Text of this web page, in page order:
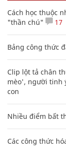
Cách học thuộc
"thần chú"
17
Bảng công thức
Clip lột tả chân
mèo', người tinh
con
Nhiều điểm bất
Các công thức